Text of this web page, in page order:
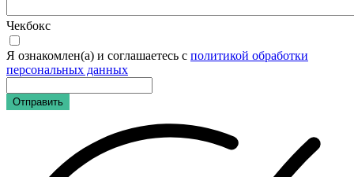
Чекбокс
Я ознакомлен(а) и соглашаетесь с политикой обработки
персональных данных
Отправить